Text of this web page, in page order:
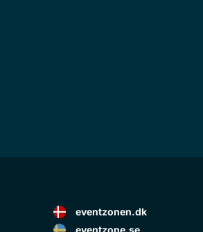
eventzonen.dk
eventzone.se